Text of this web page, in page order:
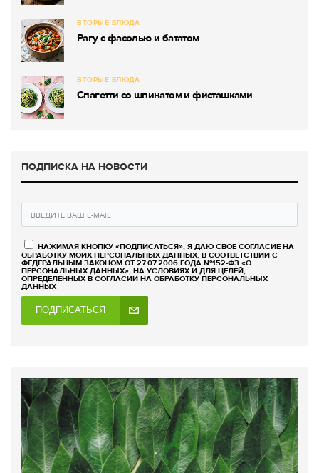
ВТОРЫЕ БЛЮДА
Рагу с фасолью и бататом
ВТОРЫЕ БЛЮДА
Спагетти со шпинатом и фисташками
ПОДПИСКА НА НОВОСТИ
НАЖИМАЯ КНОПКУ «ПОДПИСАТЬСЯ», Я ДАЮ СВОЕ СОГЛАСИЕ НА
ОБРАБОТКУ МОИХ ПЕРСОНАЛЬНЫХ ДАННЫХ, В СООТВЕТСТВИИ С
ФЕДЕРАЛЬНЫМ ЗАКОНОМ ОТ 27.07.2006 ГОДА №152-ФЗ «О
ПЕРСОНАЛЬНЫХ ДАННЫХ», НА УСЛОВИЯХ И ДЛЯ ЦЕЛЕЙ,
ОПРЕДЕЛЕННЫХ В СОГЛАСИИ НА ОБРАБОТКУ ПЕРСОНАЛЬНЫХ
ДАННЫХ
ПОДПИСАТЬСЯ